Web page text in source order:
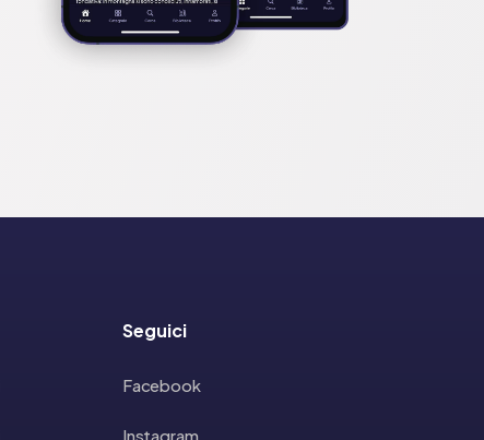
Seguici
Facebook
Instagram